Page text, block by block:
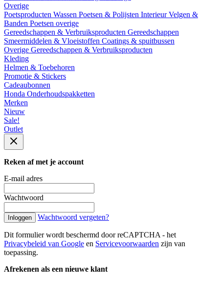
Overige
Poetsproducten Wassen Poetsen & Polijsten InterieurVelgen &
Banden Poetsen overige
Gereedschappen & Verbruiksproducten Gereedschappen
Smeermiddelen & Vloeistoffen Coatings & spuitbussen
Overige Gereedschappen & Verbruiksproducten
Kleding
Helmen & Toebehoren
Promotie & Stickers
Cadeaubonnen
Honda Onderhoudspakketten
Merken
Nieuw
Sale!
Outlet
Reken af met je account
E-mail adres
Wachtwoord
Inloggen Wachtwoord vergeten?
Dit formulier wordt beschermd door reCAPTCHA - het
Privacybeleid van Google en Servicevoorwaarden zijn van
toepassing.
Afrekenen als een nieuwe klant